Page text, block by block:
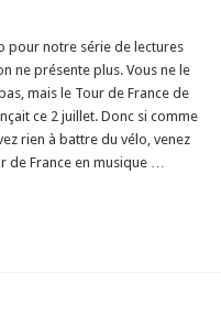
pour notre série de lectures
ne présente plus. Vous ne le
mais le Tour de France de
ce 2 juillet. Donc si comme
rien à battre du vélo, venez
de France en musique …